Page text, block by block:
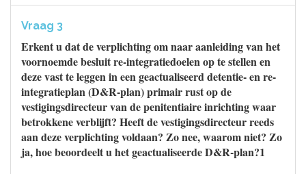
Vraag 3
Erkent u dat de verplichting om naar aanleiding van het
voornoemde besluit re-integratiedoelen op te stellen en
deze vast te leggen in een geactualiseerd detentie- en re-
integratieplan (D&R-plan) primair rust op de
vestigingsdirecteur van de penitentiaire inrichting waar
betrokkene verblijft? Heeft de vestigingsdirecteur reeds
aan deze verplichting voldaan? Zo nee, waarom niet? Zo
ja, hoe beoordeelt u het geactualiseerde D&R-plan?1